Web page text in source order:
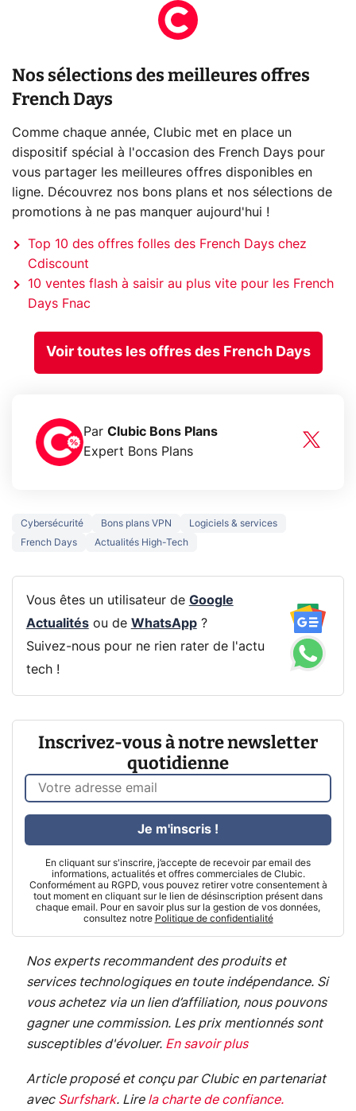
Nos sélections des meilleures offres
French Days
Comme chaque année, Clubic met en place un
dispositif spécial à l'occasion des French Days pour
vous partager les meilleures offres disponibles en
ligne. Découvrez nos bons plans et nos sélections de
promotions à ne pas manquer aujourd'hui !
Top 10 des offres folles des French Days chez
Cdiscount
10 ventes flash à saisir au plus vite pour les French
Days Fnac
Voir toutes les offres des French Days
Par Clubic Bons Plans
Expert Bons Plans
Cybersécurité Bons plans VPN
Logiciels & services
French Days
Actualités High-Tech
Vous êtes un utilisateur de Google
Actualitésou de WhatsApp?
Suivez-nous pour ne rien rater de l'actu
tech !
Inscrivez-vous à notre newsletter
quotidienne
En cliquant sur s'inscrire, j’accepte de recevoir par email des
informations, actualités et offres commerciales de Clubic.
Conformément au RGPD, vous pouvez retirer votre consentement à
tout moment en cliquant sur le lien de désinscription présent dans
chaque email. Pour en savoir plus sur la gestion de vos données,
consultez notre Politique de confidentialité
Je m'inscris !
Nos experts recommandent des produits et
services technologiques en toute indépendance. Si
vous achetez via un lien d’affiliation, nous pouvons
gagner une commission. Les prix mentionnés sont
susceptibles d'évoluer. En savoir plus
Article proposé et conçu par Clubic en partenariat
avec Surfshark. Lire la charte de confiance.